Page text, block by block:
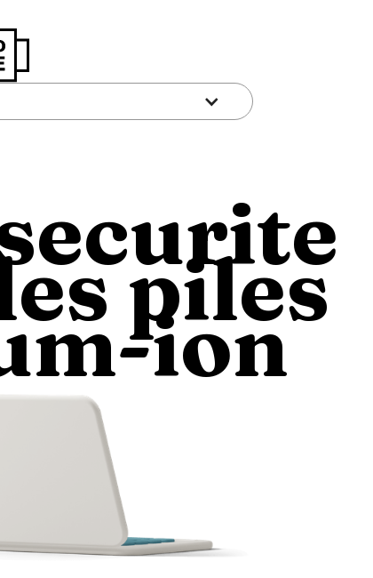
piles
ion